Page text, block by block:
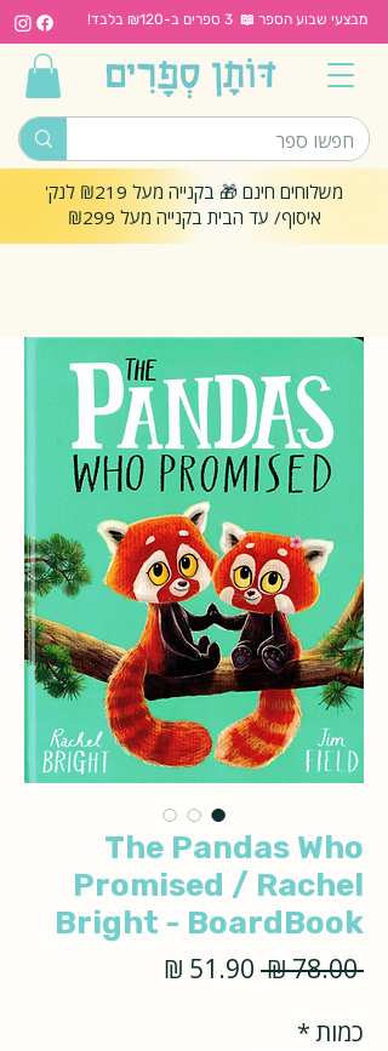
מבצעי שבוע הספר 📖 3 ספרים ב-₪120 בלבד!
משלוחים חינם 🎁 בקנייה מעל ₪219 לנק'
איסוף/ עד הבית בקנייה מעל ₪299
The Pandas Who
Promised / Rachel
Bright - BoardBook
‏78.00 ‏₪
מחיר
כמות*